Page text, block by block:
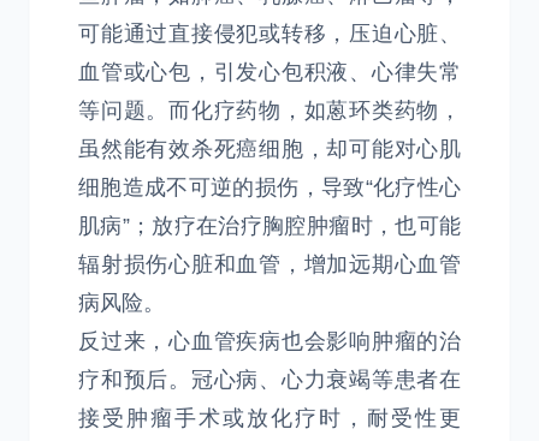
可能通过直接侵犯或转移，压迫心脏、
血管或心包，引发心包积液、心律失常
等问题。而化疗药物，如蒽环类药物，
虽然能有效杀死癌细胞，却可能对心肌
细胞造成不可逆的损伤，导致“化疗性心
肌病”；放疗在治疗胸腔肿瘤时，也可能
辐射损伤心脏和血管，增加远期心血管
病风险。
反过来，心血管疾病也会影响肿瘤的治
疗和预后。冠心病、心力衰竭等患者在
接受肿瘤手术或放化疗时，耐受性更